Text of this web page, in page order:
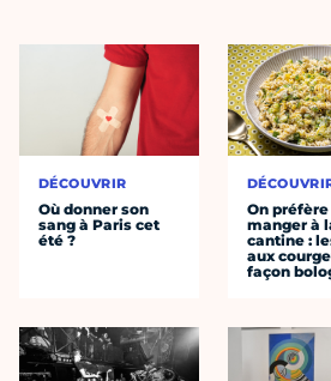
DÉCOUVRIR
Où donner son
sang à Paris cet
été ?
On préfère
manger à
cantine :
aux
façon